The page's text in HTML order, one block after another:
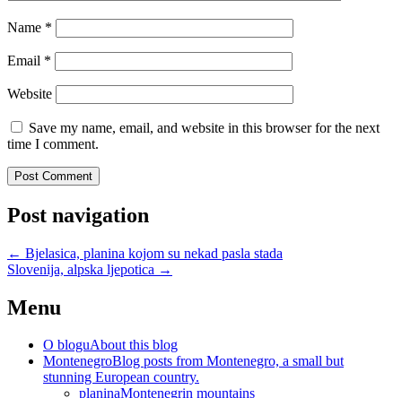
Name *
Email *
Website
Save my name, email, and website in this browser for the next
time I comment.
Post navigation
← Bjelasica, planina kojom su nekad pasla stada
Slovenija, alpska ljepotica →
Menu
O bloguAbout this blog
MontenegroBlog posts from Montenegro, a small but
stunning European country.
planinaMontenegrin mountains